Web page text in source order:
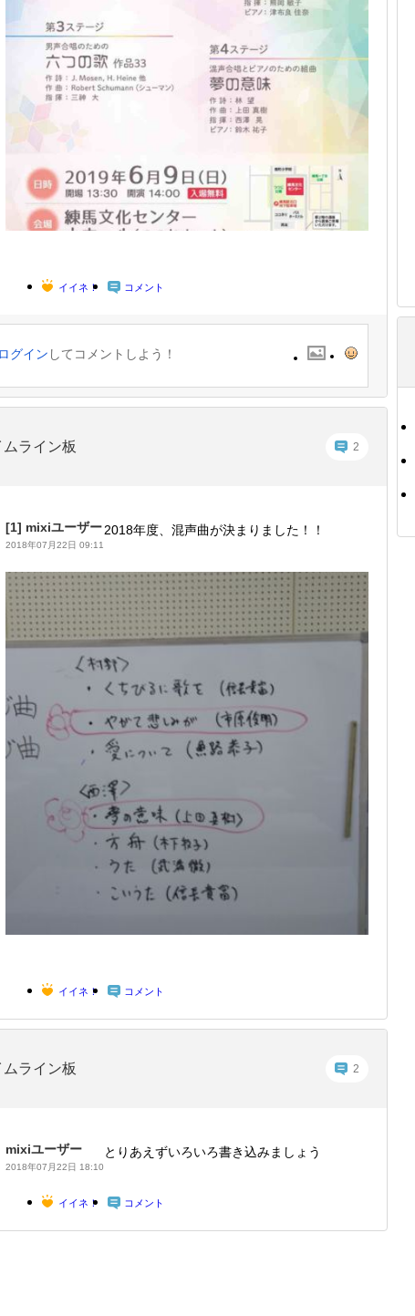
イイネ！ コメント
グイン してコメントしよう！
ムライン板 2
[1] mixiユーザー
2018年07月22日 09:11
2018年度、混声曲が決まりました！！
イイネ！ コメント
ムライン板 2
mixiユーザー
2018年07月22日 18:10
とりあえずいろいろ書き込みましょう
イイネ！ コメント